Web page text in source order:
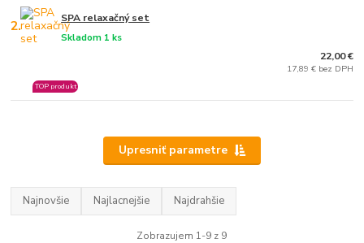
2. SPA relaxačný set
Skladom 1 ks
TOP produkt
22,00 €
17,89 € bez DPH
Upresniť parametre
Najnovšie Najlacnejšie Najdrahšie
Zobrazujem 1-9 z 9